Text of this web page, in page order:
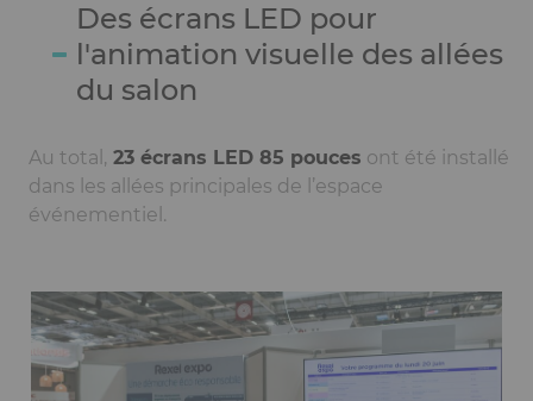
CkeditorDes écrans LED pour
l'animation visuelle des allées
du salon
Au total, 23 écrans LED 85 pouces ont été installé
dans les allées principales de l’espace
événementiel.